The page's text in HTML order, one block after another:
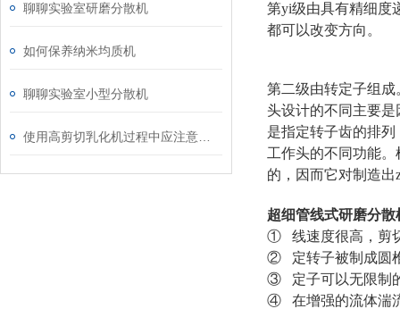
聊聊实验室研磨分散机
如何保养纳米均质机
聊聊实验室小型分散机
第yi级由具有精细度
都可以改变方向。
第二级由转定子组
头设计的不同主要
是指定转子齿的排
工作头的不同功能
的，因而它对制造
超细管线式研磨分散
① 线速度很高，剪
② 定转子被制成圆
③ 定子可以无限制
④ 在增强的流体湍